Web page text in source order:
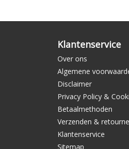
Klantenservice
Over ons
Algemene
Disclaimer
Privacy Policy &
Betaalmethoden
Verzenden &
Klantenservice
Sitemap